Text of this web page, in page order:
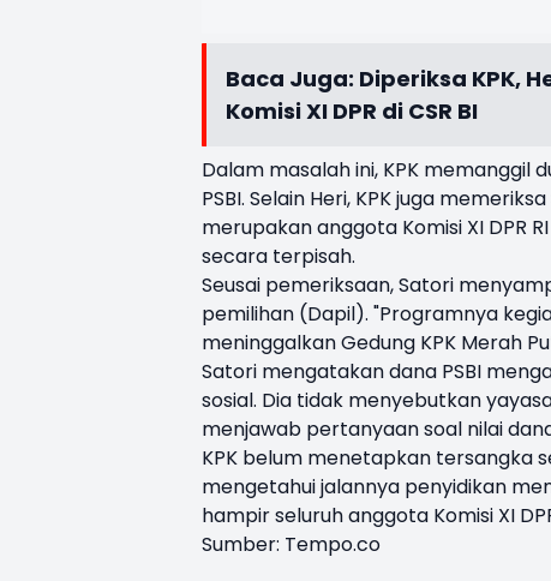
Baca Juga: Diperiksa KPK,
Komisi XI DPR di CSR BI
Dalam masalah ini, KPK memanggil
PSBI. Selain Heri, KPK juga
merupakan anggota Komisi XI DPR
secara terpisah.
Seusai pemeriksaan, Satori
pemilihan (Dapil). "Programnya
meninggalkan Gedung KPK Merah
Satori mengatakan dana PSBI
sosial. Dia tidak menyebutkan
menjawab pertanyaan soal nilai dana
KPK belum menetapkan tersangka
mengetahui jalannya penyidikan
hampir seluruh anggota Komisi XI
Sumber: Tempo.co